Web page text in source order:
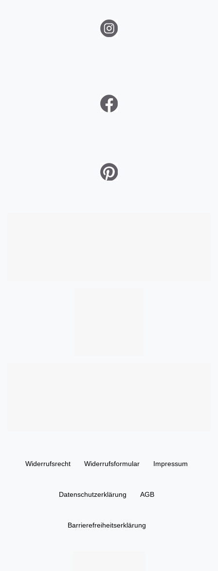
Widerrufs­recht Widerrufs­formular Impressum
Daten­schutz­erklärung AGB
Barrierefreiheitserklärung